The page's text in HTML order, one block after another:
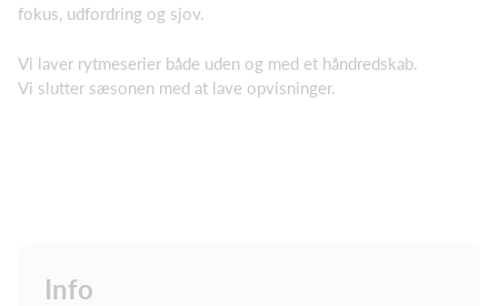
fokus, udfordring og sjov.
Vi laver rytmeserier både uden og med et håndredskab.
Vi slutter sæsonen med at lave opvisninger.
Info